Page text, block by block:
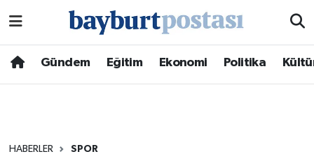
Gündem Eğitim Ekonomi Politika
HABERLER SPOR
Hava Durumu